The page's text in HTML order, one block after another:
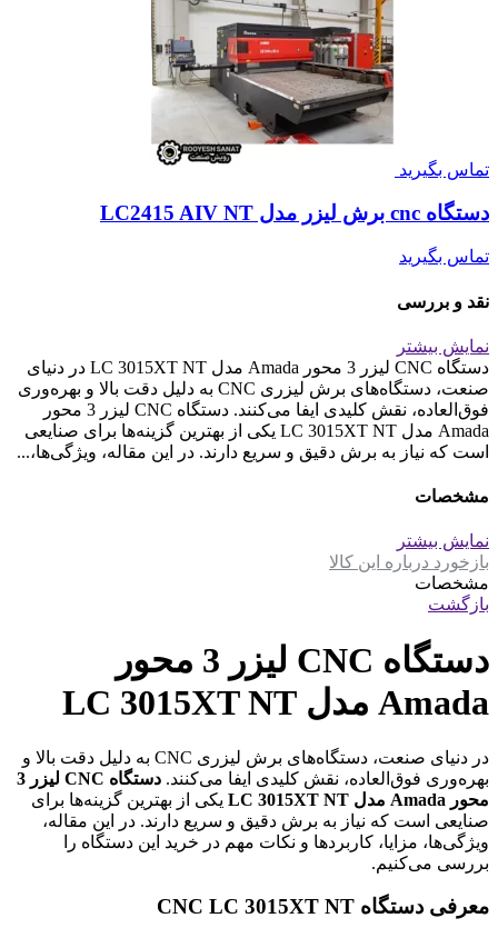
تماس بگیرید
دستگاه cnc برش لیزر مدل LC2415 AIV NT
تماس بگیرید
نقد و بررسی
نمایش بیشتر
دستگاه CNC لیزر 3 محور Amada مدل LC 3015XT NT در دنیای
صنعت، دستگاه‌های برش لیزری CNC به دلیل دقت بالا و بهره‌وری
فوق‌العاده، نقش کلیدی ایفا می‌کنند. دستگاه CNC لیزر 3 محور
Amada مدل LC 3015XT NT یکی از بهترین گزینه‌ها برای صنایعی
است که نیاز به برش دقیق و سریع دارند. در این مقاله، ویژگی‌ها،...
مشخصات
نمایش بیشتر
بازخورد درباره این کالا
مشخصات
بازگشت
دستگاه CNC لیزر 3 محور
Amada مدل LC 3015XT NT
در دنیای صنعت، دستگاه‌های برش لیزری CNC به دلیل دقت بالا و
بهره‌وری فوق‌العاده، نقش کلیدی ایفا می‌کنند.
دستگاه CNC لیزر 3
محور Amada مدل LC 3015XT NT
یکی از بهترین گزینه‌ها برای
صنایعی است که نیاز به برش دقیق و سریع دارند. در این مقاله،
ویژگی‌ها، مزایا، کاربردها و نکات مهم در خرید این دستگاه را
بررسی می‌کنیم.
معرفی دستگاه CNC LC 3015XT NT